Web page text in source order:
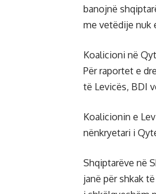
banojnë
me vetëdije nuk
Koalicioni në
Për raportet e
të Levicës, BDI
Koalicionin e
nënkryetari i
Shqiptarëve në
janë për shkak